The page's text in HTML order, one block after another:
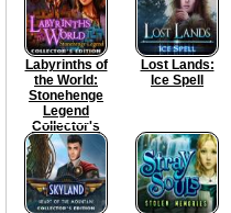
Labyrinths of
the World:
Stonehenge
Legend
Collector's
Edition
Lost Lands:
Ice Spell